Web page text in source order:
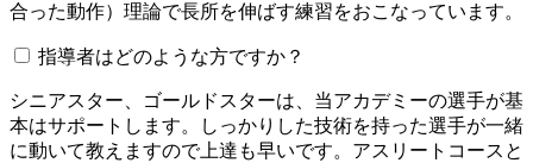
合った動作）理論で長所を伸ばす練習をおこなっています。
指導者はどのような方ですか？
シニアスター、ゴールドスターは、当アカデミーの選手が基
本はサポートします。しっかりした技術を持った選手が一緒
に動いて教えますので上達も早いです。アスリートコースと